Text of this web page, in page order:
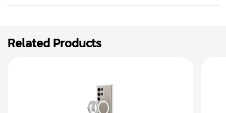
Related Products